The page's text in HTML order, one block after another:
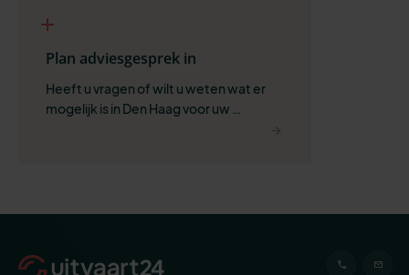
Plan adviesgesprek in
Heeft u vragen of wilt u weten wat er
mogelijk is in Den Haag voor uw